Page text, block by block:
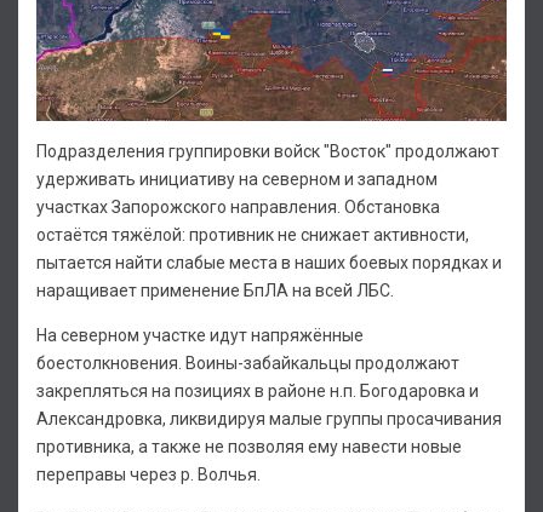
Подразделения группировки войск "Восток" продолжают
удерживать инициативу на северном и западном
участках Запорожского направления. Обстановка
остаётся тяжёлой: противник не снижает активности,
пытается найти слабые места в наших боевых порядках и
наращивает применение БпЛА на всей ЛБС.
На северном участке идут напряжённые
боестолкновения. Воины-забайкальцы продолжают
закрепляться на позициях в районе н.п. Богодаровка и
Александровка, ликвидируя малые группы просачивания
противника, а также не позволяя ему навести новые
переправы через р. Волчья.